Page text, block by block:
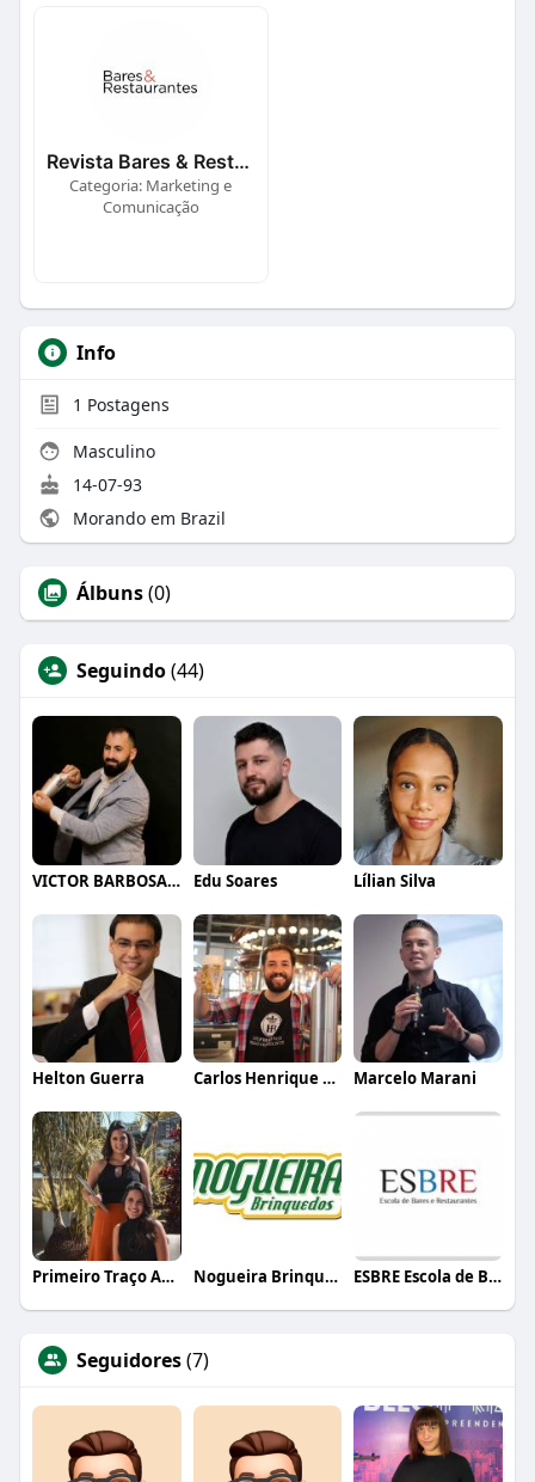
Revista Bares & Restaurantes
Categoria: Marketing e
Comunicação
Info
1 Postagens
Masculino
14-07-93
Morando em Brazil
Álbuns(0)
Seguindo(44)
VICTOR BARBOSA QUARANTA Edu Soares Lílian Silva
Helton Guerra Carlos Henrique de Faria Vasconcelos Marcelo Marani
Primeiro Traço Arquitetura Nogueira Brinquedos ESBRE Escola de Bares e Restaurantes
Seguidores(7)